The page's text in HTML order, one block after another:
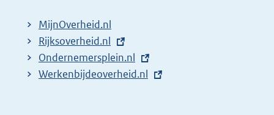
l
i
n
k
MijnOverheid.nl
E
x
t
Rijksoverheid.nl
E
x
Ondernemersplein.nl
E
Werkenbijdeoverheid.nl